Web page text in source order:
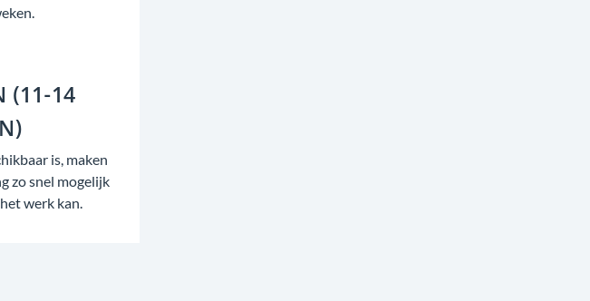
(11-14
is, maken
zo snel mogelijk
werk kan.